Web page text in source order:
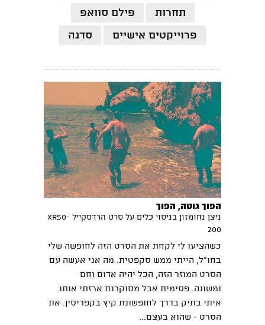
תחרות
פילם סוואפ
פרוייקטים אישיים
סדנה
הפוך גוטה, הפוך
ניצן נחומזון בניסוי כלים על סרט הרדסקייל XR50-
200
כשהציעו לי לקחת את הסרט הזה לחופשה שלי
בחו"ל, הייתי ממש סקפטית. מה אני אעשה עם
הסרט המוזר הזה, הכל יהיה אדום וחם
ומשונה. פסימית אבל מסוקרנת ארזתי אותו
איתי בתיק בדרך לחופשונת קיץ בקפריסין. את
הסרט - שהוא בעצם...